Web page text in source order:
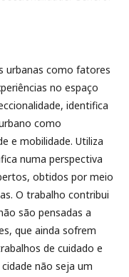
urbanas como fatores
no espaço
identifica
como
e mobilidade. Utiliza
numa perspectiva
obtidos por meio
O trabalho contribui
são pensadas a
que ainda sofrem
de cuidado e
não seja um